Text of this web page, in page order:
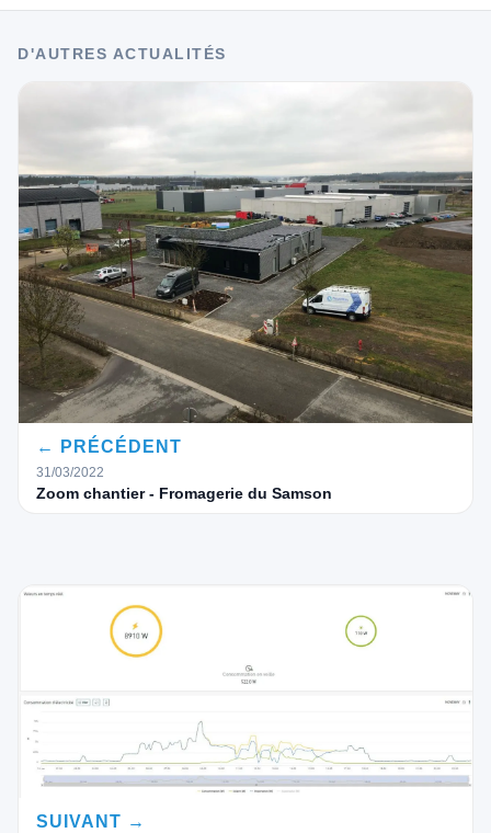
D'AUTRES ACTUALITÉS
← PRÉCÉDENT
31/03/2022
Zoom chantier - Fromagerie du Samson
SUIVANT →